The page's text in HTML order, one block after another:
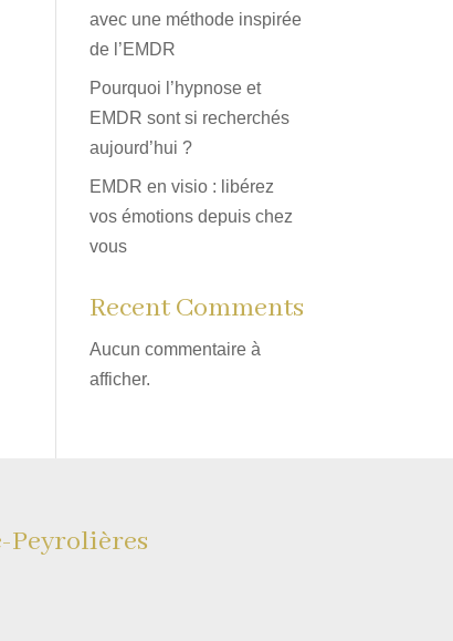
avec une méthode inspirée
de l’EMDR
Pourquoi l’hypnose et
EMDR sont si recherchés
aujourd’hui ?
EMDR en visio : libérez
vos émotions depuis chez
vous
Recent Comments
Aucun commentaire à
afficher.
Peyrolières